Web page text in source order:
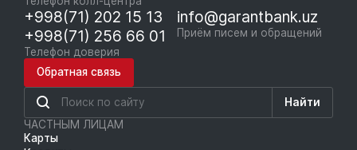
+998(71) 202 15 13
+998(71) 256 66 01
Телефон доверия
info@garantbank.uz
Приём писем и обращений
Обратная связь
Найти
ЧАСТНЫМ ЛИЦАМ
Карты